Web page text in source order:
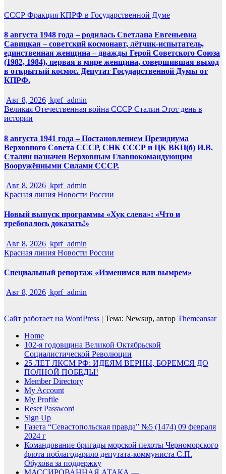
СССР Фракция КПРФ в Государственной Думе
8 августа 1948 года – родилась Светлана Евгеньевна
Савицкая – советский космонавт, лётчик-испытатель,
единственная женщина – дважды Герой Советского Союза
(1982, 1984), первая в мире женщина, совершившая выход
в открытый космос. Депутат Государственной Думы от
КПРФ.
Авг 8, 2026 kprf_admin
Великая Отечественная война СССР Сталин Этот день в
истории
8 августа 1941 года – Постановлением Президиума
Верховного Совета СССР, СНК СССР и ЦК ВКП(б) И.В.
Сталин назначен Верховным Главнокомандующим
Вооружёнными Силами СССР.
Авг 8, 2026 kprf_admin
Красная линия Новости России
Новый выпуск программы «Хук слева»: «Что и
требовалось доказать!»
Авг 8, 2026 kprf_admin
Красная линия Новости России
Специальный репортаж «Изменимся или вымрем»
Авг 8, 2026 kprf_admin
Сайт работает на WordPress | Тема: Newsup, автор Themeansar
Home
102-я годовщина Великой Октябрьской
Социалистической Революции
25 ЛЕТ ЛКСМ РФ: ИДЕЯМ ВЕРНЫ, БОРЕМСЯ ДО
ПОЛНОЙ ПОБЕДЫ!
Member Directory
My Account
My Profile
Reset Password
Sign Up
Газета “Севастопольская правда” №5 (1474) 09 февраля
2024 г
Командование бригады морской пехоты Черноморского
флота поблагодарило депутата-коммуниста С.П.
Обухова за поддержку
МАССИРОВАННАЯ АТАКА —